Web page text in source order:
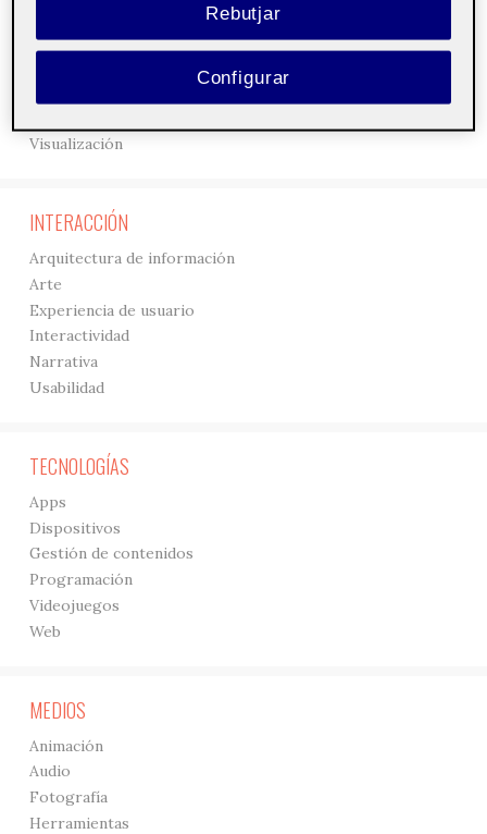
Creación
Visualización
INTERACCIÓN
Arquitectura de información
Arte
Experiencia de usuario
Interactividad
Narrativa
Usabilidad
TECNOLOGÍAS
Apps
Dispositivos
Gestión de contenidos
Programación
Videojuegos
Web
MEDIOS
Animación
Audio
Fotografía
Herramientas
Rebutjar
Configurar